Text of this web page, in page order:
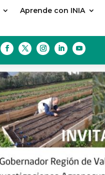
Aprende con INIA